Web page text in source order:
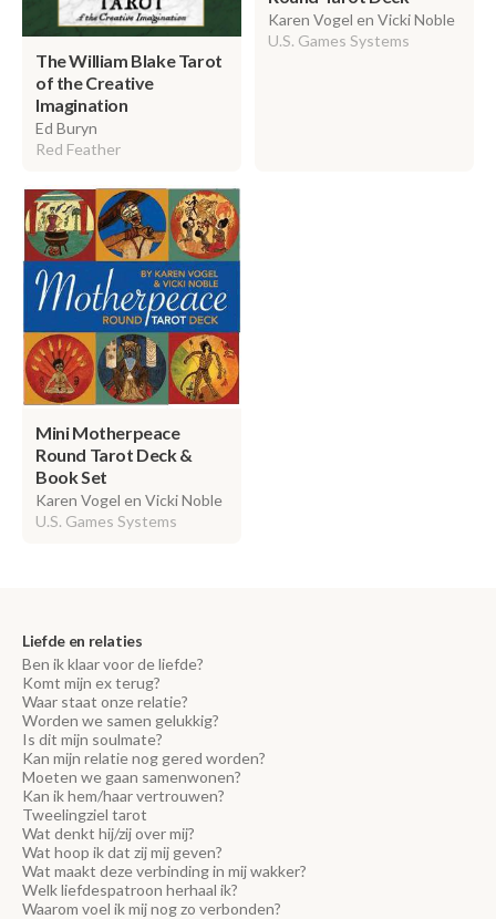
The William Blake Tarot
of the Creative
Imagination
Ed Buryn
Red Feather
Karen Vogel en Vicki Noble
U.S. Games Systems
Mini Motherpeace
Round Tarot Deck &
Book Set
Karen Vogel en Vicki Noble
U.S. Games Systems
Liefde en relaties
Ben ik klaar voor de liefde?
Komt mijn ex terug?
Waar staat onze relatie?
Worden we samen gelukkig?
Is dit mijn soulmate?
Kan mijn relatie nog gered worden?
Moeten we gaan samenwonen?
Kan ik hem/haar vertrouwen?
Tweelingziel tarot
Wat denkt hij/zij over mij?
Wat hoop ik dat zij mij geven?
Wat maakt deze verbinding in mij wakker?
Welk liefdespatroon herhaal ik?
Waarom voel ik mij nog zo verbonden?